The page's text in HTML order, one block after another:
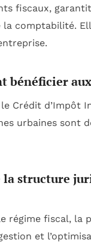
fiscaux,
comptabilité.
bénéficier
Crédit d’Impôt
urbaines sont
la structure
régime fiscal, la
et